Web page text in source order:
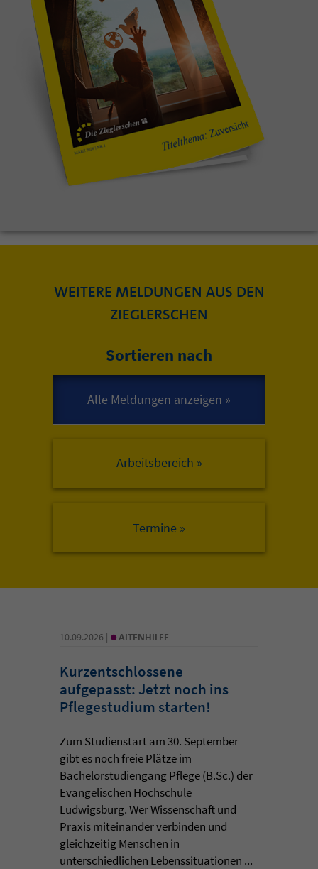
WEITERE MELDUNGEN AUS DEN
ZIEGLERSCHEN
Sortieren nach
Arbeitsbereich »
10.09.2026 | • ALTENHILFE
Kurzentschlossene
aufgepasst: Jetzt noch ins
Pflegestudium starten!
Zum Studienstart am 30. September
gibt es noch freie Plätze im
Bachelorstudiengang Pflege (B.Sc.) der
Evangelischen Hochschule
Ludwigsburg. Wer Wissenschaft und
Praxis miteinander verbinden und
gleichzeitig Menschen in
unterschiedlichen Lebenssituationen ...